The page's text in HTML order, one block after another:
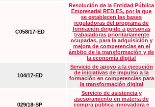
C058/17-ED
Resolución de la Entidad Pública
Empresarial RED.ES, por la que
se establecen las bases
reguladoras del programa de
formación dirigido a personas
trabajadoras prioritariamente
ocupadas, para la adquisición y
mejora de competencias en el
ámbito de la transformación y de
la economía digital
104/17-ED
Servicio de apoyo a la ejecución
de iniciativas de impulso a la
formación en competencias para
la transformación digital
029/18-SP
Servicio de asistencia y
asesoramiento en materia de
compra pública innovadora e